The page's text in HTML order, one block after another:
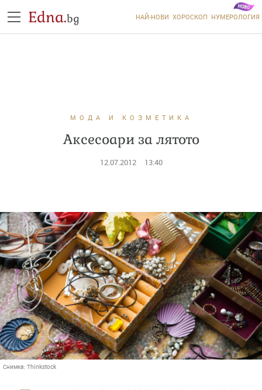
Edna.bg НАЙ-НОВИ ХОРОСКОП НУМЕРОЛОГИЯ
МОДА И КОЗМЕТИКА
Аксесоари за лятото
12.07.2012 13:40
Снимка: Thinkstock